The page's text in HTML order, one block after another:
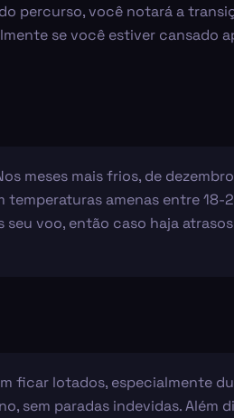
percurso, você notará a
se você estiver cansado
meses mais frios, de
amenas entre 18-
voo, então caso haja
ficar lotados, especialmente
sem paradas indevidas. Além